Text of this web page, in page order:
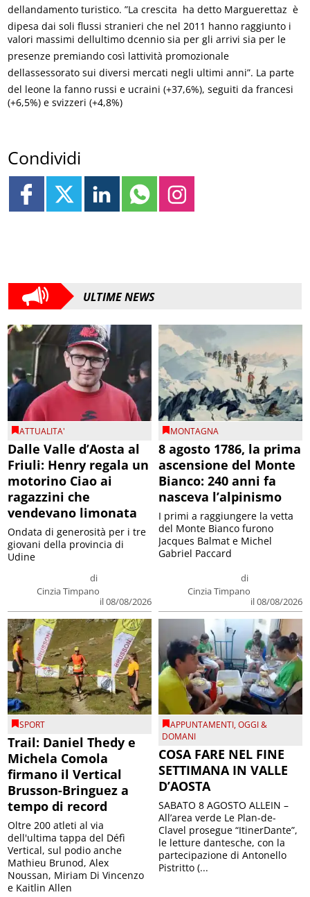
dellandamento turistico. ”La crescita  ha detto Marguerettaz  è
dipesa dai soli flussi stranieri che nel 2011 hanno raggiunto i
valori massimi dellultimo dcennio sia per gli arrivi sia per le
presenze premiando così lattività promozionale
dellassessorato sui diversi mercati negli ultimi anni”. La parte
del leone la fanno russi e ucraini (+37,6%), seguiti da francesi
(+6,5%) e svizzeri (+4,8%)
Condividi
ULTIME NEWS
ATTUALITA'
Dalle Valle d’Aosta al
Friuli: Henry regala un
motorino Ciao ai
ragazzini che
vendevano limonata
di
Cinzia Timpano
il 08/08/2026
Ondata di generosità per i tre
giovani della provincia di
Udine
MONTAGNA
8 agosto 1786, la prima
ascensione del Monte
Bianco: 240 anni fa
nasceva l’alpinismo
di
Cinzia Timpano
il 08/08/2026
I primi a raggiungere la vetta
del Monte Bianco furono
Jacques Balmat e Michel
Gabriel Paccard
SPORT
Trail: Daniel Thedy e
Michela Comola
firmano il Vertical
Brusson-Bringuez a
tempo di record
Oltre 200 atleti al via
dell'ultima tappa del Défì
Vertical, sul podio anche
Mathieu Brunod, Alex
Noussan, Miriam Di Vincenzo
e Kaitlin Allen
APPUNTAMENTI,OGGI &
DOMANI
COSA FARE NEL FINE
SETTIMANA IN VALLE
D’AOSTA
SABATO 8 AGOSTO ALLEIN –
All’area verde Le Plan-de-
Clavel prosegue “ItinerDante”,
le letture dantesche, con la
partecipazione di Antonello
Pistritto (...